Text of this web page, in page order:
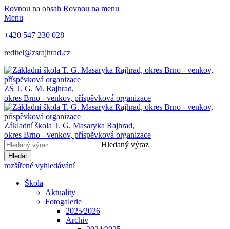
Rovnou na obsah Rovnou na menu
Menu
+420 547 230 028
reditel@zsrajhrad.cz
ZŠ T. G. M. Rajhrad,
okres Brno - venkov, příspěvková organizace
Základní škola T. G. Masaryka Rajhrad,
okres Brno - venkov, příspěvková organizace
Hledaný výraz
Hledat
rozšířené vyhledávání
Škola
Aktuality
Fotogalerie
2025⁄2026
Archiv